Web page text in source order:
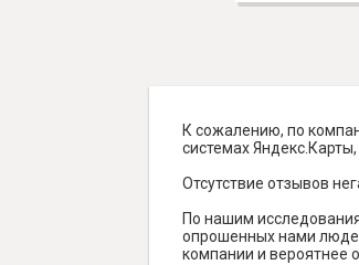
К сожалению, по
системах Яндекс.Карты,
Отсутствие отзывов
По нашим
опрошенных нами
компании и вероятнее